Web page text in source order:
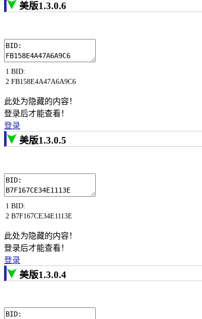
美版1.3.0.6
1
2
BID:
FB158E4A47A6A9C6
此处为隐藏的内容！
登录后才能查看！
登录
美版1.3.0.5
1
2
BID:
B7F167CE34E1113E
此处为隐藏的内容！
登录后才能查看！
登录
美版1.3.0.4